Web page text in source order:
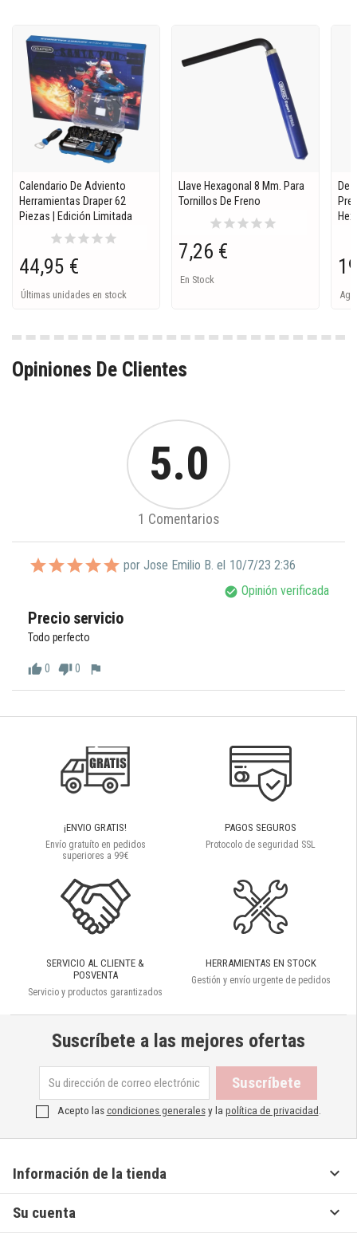
Calendario De Adviento
Herramientas Draper 62
Piezas | Edición Limitada
starstarstarstarstar
44,95 €
Últimas unidades en stock
Llave Hexagonal 8 Mm. Para
Tornillos De Freno
starstarstarstarstar
7,26 €
En Stock
Opiniones De Clientes
5.0
1 Comentarios
por Jose Emilio B. el 10/7/23 2:36
check_circle Opinión verificada
Precio servicio
Todo perfecto
thumb_up0 thumb_down0 flag
¡ENVIO GRATIS!
Envío gratuíto en pedidos
superiores a 99€
PAGOS SEGUROS
Protocolo de seguridad SSL
SERVICIO AL CLIENTE &
POSVENTA
Servicio y productos garantizados
HERRAMIENTAS EN STOCK
Gestión y envío urgente de pedidos
Suscríbete a las mejores ofertas
Acepto lascondiciones generalesy la política de privacidad
Información de la tienda 
Su cuenta 